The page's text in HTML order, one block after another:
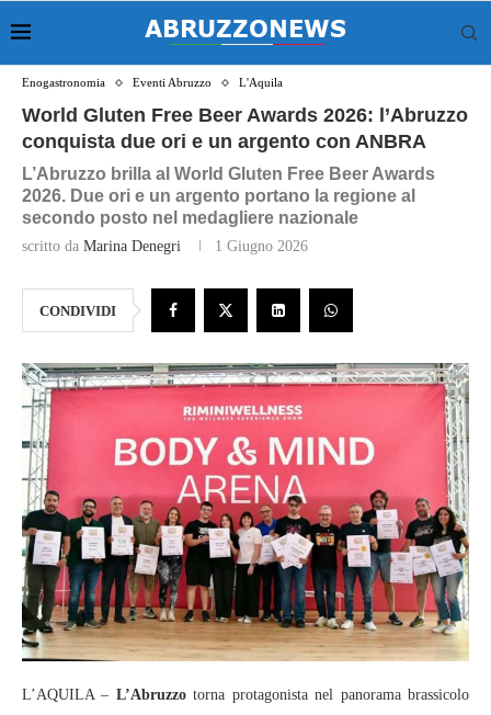
Enogastronomia Eventi Abruzzo L'Aquila
World Gluten Free Beer Awards 2026: l’Abruzzo
conquista due ori e un argento con ANBRA
L’Abruzzo brilla al World Gluten Free Beer Awards
2026. Due ori e un argento portano la regione al
secondo posto nel medagliere nazionale
scritto da Marina Denegri 1 Giugno 2026
CONDIVIDI
L’AQUILA – L’Abruzzotorna protagonista nel panorama brassicolo